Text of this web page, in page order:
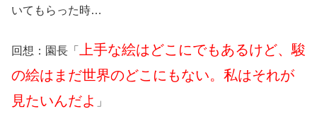
いてもらった時…
回想：園長「
上手な絵はどこにでもあるけど、駿
の絵はまだ世界のどこにもない。私はそれが
見たいんだよ 」